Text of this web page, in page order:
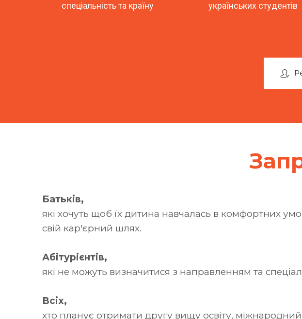
спеціальність та країну
українських студентів
Батьків,
які хочуть щоб їх дитина навчалась в комфортних
свій кар'єрний шлях.
Абітурієнтів,
які не можуть визначитися з направленням та
Всіх,
хто планує отримати другу вищу освіту, міжнародний